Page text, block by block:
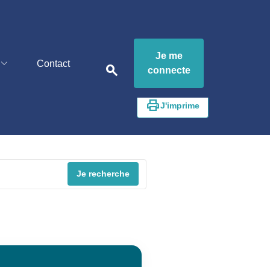
tp.demain Métiers
Contact search
Je me
connecte
printJ'imprime
Je recherche